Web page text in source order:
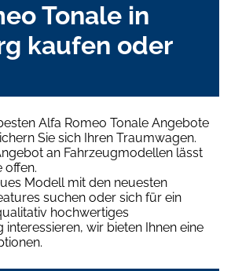
Tonale in
kaufen oder
Alfa Romeo Tonale Angebote
Sie sich Ihren Traumwagen.
an Fahrzeugmodellen lässt
offen.
Modell mit den neuesten
suchen oder sich für ein
hochwertiges
wir bieten Ihnen eine